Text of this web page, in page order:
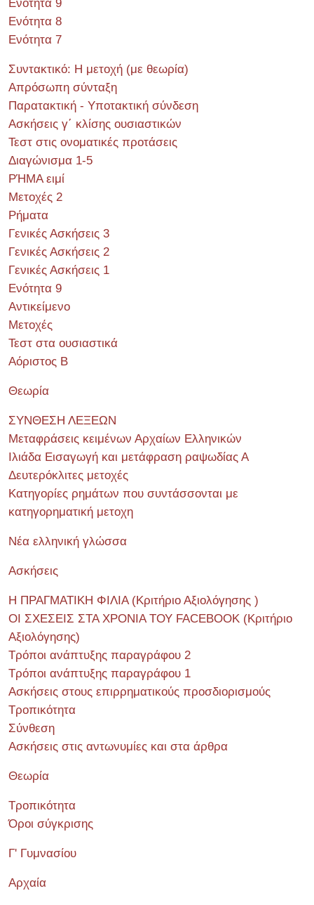
Ενότητα 9
Ενότητα 8
Ενότητα 7
Συντακτικό: Η μετοχή (με θεωρία)
Απρόσωπη σύνταξη
Παρατακτική - Υποτακτική σύνδεση
Ασκήσεις γ΄ κλίσης ουσιαστικών
Τεστ στις ονοματικές προτάσεις
Διαγώνισμα 1-5
ΡΉΜΑ ειμί
Μετοχές 2
Ρήματα
Γενικές Ασκήσεις 3
Γενικές Ασκήσεις 2
Γενικές Ασκήσεις 1
Ενότητα 9
Αντικείμενο
Μετοχές
Τεστ στα ουσιαστικά
Αόριστος Β
Θεωρία
ΣΥΝΘΕΣΗ ΛΕΞΕΩΝ
Μεταφράσεις κειμένων Αρχαίων Ελληνικών
Ιλιάδα Εισαγωγή και μετάφραση ραψωδίας Α
Δευτερόκλιτες μετοχές
Κατηγορίες ρημάτων που συντάσσονται με
κατηγορηματική μετοχη
Νέα ελληνική γλώσσα
Ασκήσεις
Η ΠΡΑΓΜΑΤΙΚΗ ΦΙΛΙΑ (Κριτήριο Αξιολόγησης )
ΟΙ ΣΧΕΣΕΙΣ ΣΤΑ ΧΡΟΝΙΑ ΤΟΥ FACEBOOK (Kριτήριο
Αξιολόγησης)
Τρόποι ανάπτυξης παραγράφου 2
Τρόποι ανάπτυξης παραγράφου 1
Ασκήσεις στους επιρρηματικούς προσδιορισμούς
Τροπικότητα
Σύνθεση
Ασκήσεις στις αντωνυμίες και στα άρθρα
Θεωρία
Τροπικότητα
Όροι σύγκρισης
Γ' Γυμνασίου
Αρχαία